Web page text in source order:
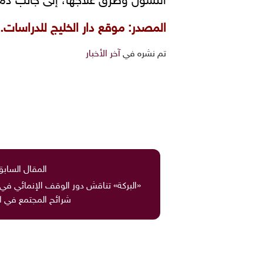
المصدر: موقع دار الخليج للدراسات.
تم نشره في آخر الأخبار
المقال
«البركة» تناقش دور الوقف الإنمائي
شرائح المجتمع في